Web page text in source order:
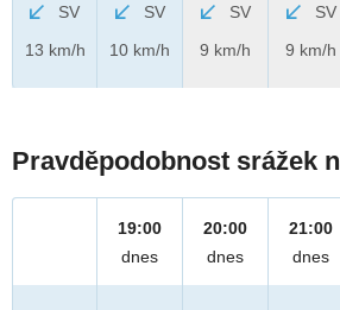
SV
13 km/h
SV
10 km/h
SV
9 km/h
SV
9 km/h
Pravděpodobnost srážek
19:00
dnes
20:00
dnes
21:00
dnes